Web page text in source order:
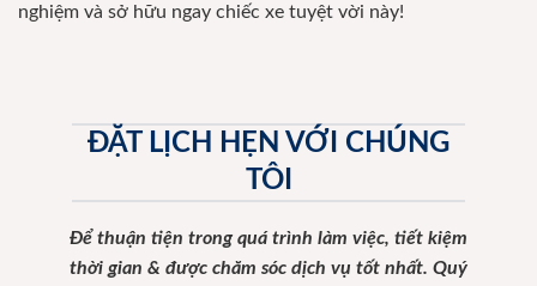
nghiệm và sở hữu ngay chiếc xe tuyệt vời này!
ĐẶT LỊCH HẸN VỚI CHÚNG
TÔI
Để thuận tiện trong quá trình làm việc, tiết kiệm
thời gian & được chăm sóc dịch vụ tốt nhất. Quý